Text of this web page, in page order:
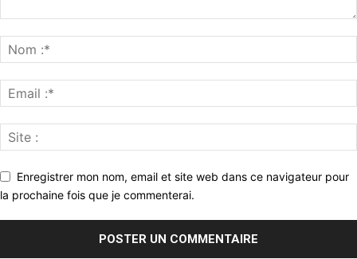
Enregistrer mon nom, email et site web dans ce navigateur pour
la prochaine fois que je commenterai.